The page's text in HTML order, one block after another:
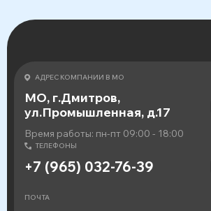
АДРЕС КОМПАНИИ В МО
МО, г.Дмитров,
ул.Промышленная, д.17
Время работы: пн-пт 09:00 - 18:00
ТЕЛЕФОНЫ
+7 (965) 032-76-39
ПОЧТА